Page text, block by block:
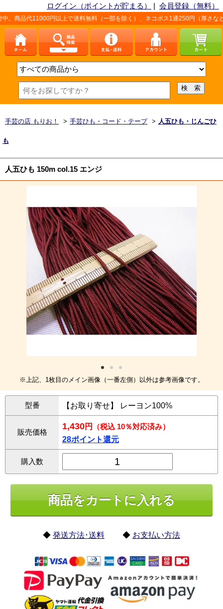
ログイン（ポイントが貯まる） | 会員登録（無料）
円以上で送料無料（一部を除く）、ネコポス1通250円（厚さなど条件あり）
手芸の店 もりお！ > 手芸ひも・コード・テープ > 人五ひも・じんごひ
も
人五ひも 150m col.15 エンジ
※上記、1枚目のメイン画像（一番左側）以外は参考画像です。
型番 【お取り寄せ】 レーヨン100%
販売価格
1,430円
（税込 10％対応済み）
28ポイント還元
購入数
◆ 発送方法･送料 ◆ お支払い方法